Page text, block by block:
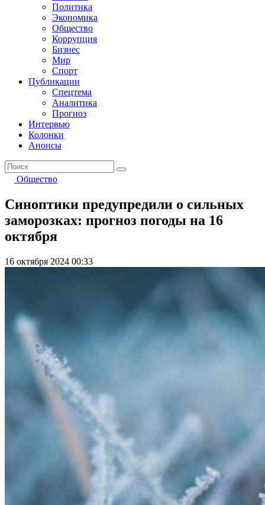
Политика
Экономика
Общество
Коррупция
Бизнес
Мир
Спорт
Публикации
Спецтема
Аналитика
Прогноз
Интервью
Колонки
Анонсы
Общество
Синоптики предупредили о сильных
заморозках: прогноз погоды на 16
октября
16 октября 2024 00:33